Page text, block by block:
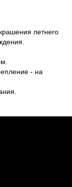
летнего
- на